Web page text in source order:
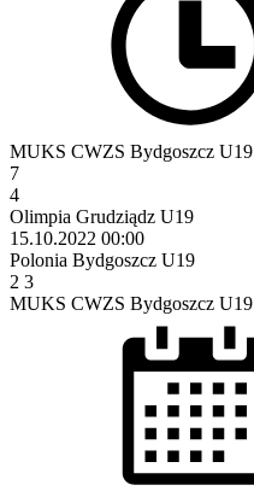
MUKS CWZS Bydgoszcz U19
7
4
Olimpia Grudziądz U19
15.10.2022 00:00
Polonia Bydgoszcz U19
2 3
MUKS CWZS Bydgoszcz U19